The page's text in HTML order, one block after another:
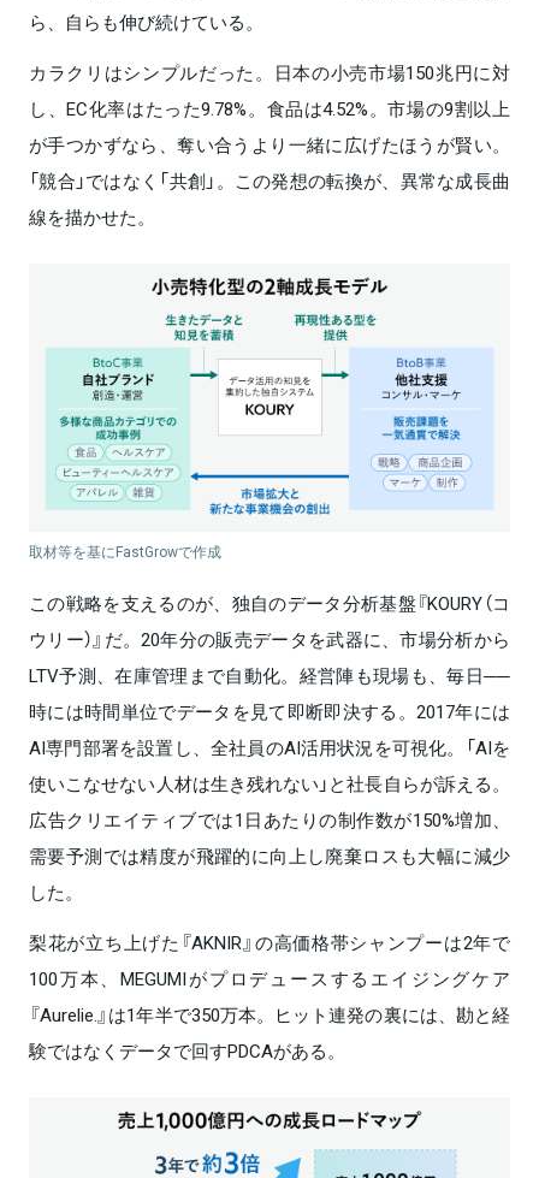
ら、自らも伸び続けている。
カラクリはシンプルだった。日本の小売市場150兆円に対
し、EC化率はたった9.78%。食品は4.52%。市場の9割以上
が手つかずなら、奪い合うより一緒に広げたほうが賢い。
「競合」ではなく「共創」。この発想の転換が、異常な成長曲
線を描かせた。
取材等を基にFastGrowで作成
この戦略を支えるのが、独自のデータ分析基盤『KOURY（コ
ウリー）』だ。20年分の販売データを武器に、市場分析から
LTV予測、在庫管理まで自動化。経営陣も現場も、毎日──
時には時間単位でデータを見て即断即決する。2017年には
AI専門部署を設置し、全社員のAI活用状況を可視化。「AIを
使いこなせない人材は生き残れない」と社長自らが訴える。
広告クリエイティブでは1日あたりの制作数が150%増加、
需要予測では精度が飛躍的に向上し廃棄ロスも大幅に減少
した。
梨花が立ち上げた『AKNIR』の高価格帯シャンプーは2年で
100万本、MEGUMIがプロデュースするエイジングケア
『Aurelie.』は1年半で350万本。ヒット連発の裏には、勘と経
験ではなくデータで回すPDCAがある。